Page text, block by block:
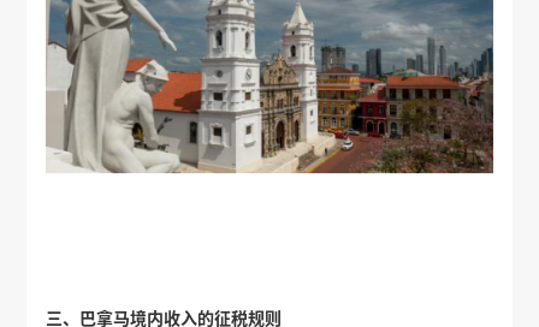
三、巴拿马境内收入的征税规则